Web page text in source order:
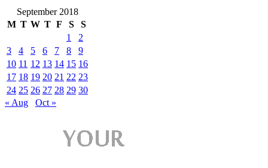
September 2018
M T W T F S
S
1
2
3
4 5 6 7 8
9
10 11 12 13 14 15 16
17 18 19 20 21 22 23
24 25 26 27 28 29 30
« Aug
Oct »